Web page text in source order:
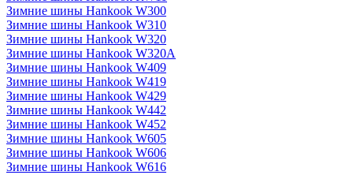
Зимние шины Hankook W300
Зимние шины Hankook W310
Зимние шины Hankook W320
Зимние шины Hankook W320A
Зимние шины Hankook W409
Зимние шины Hankook W419
Зимние шины Hankook W429
Зимние шины Hankook W442
Зимние шины Hankook W452
Зимние шины Hankook W605
Зимние шины Hankook W606
Зимние шины Hankook W616